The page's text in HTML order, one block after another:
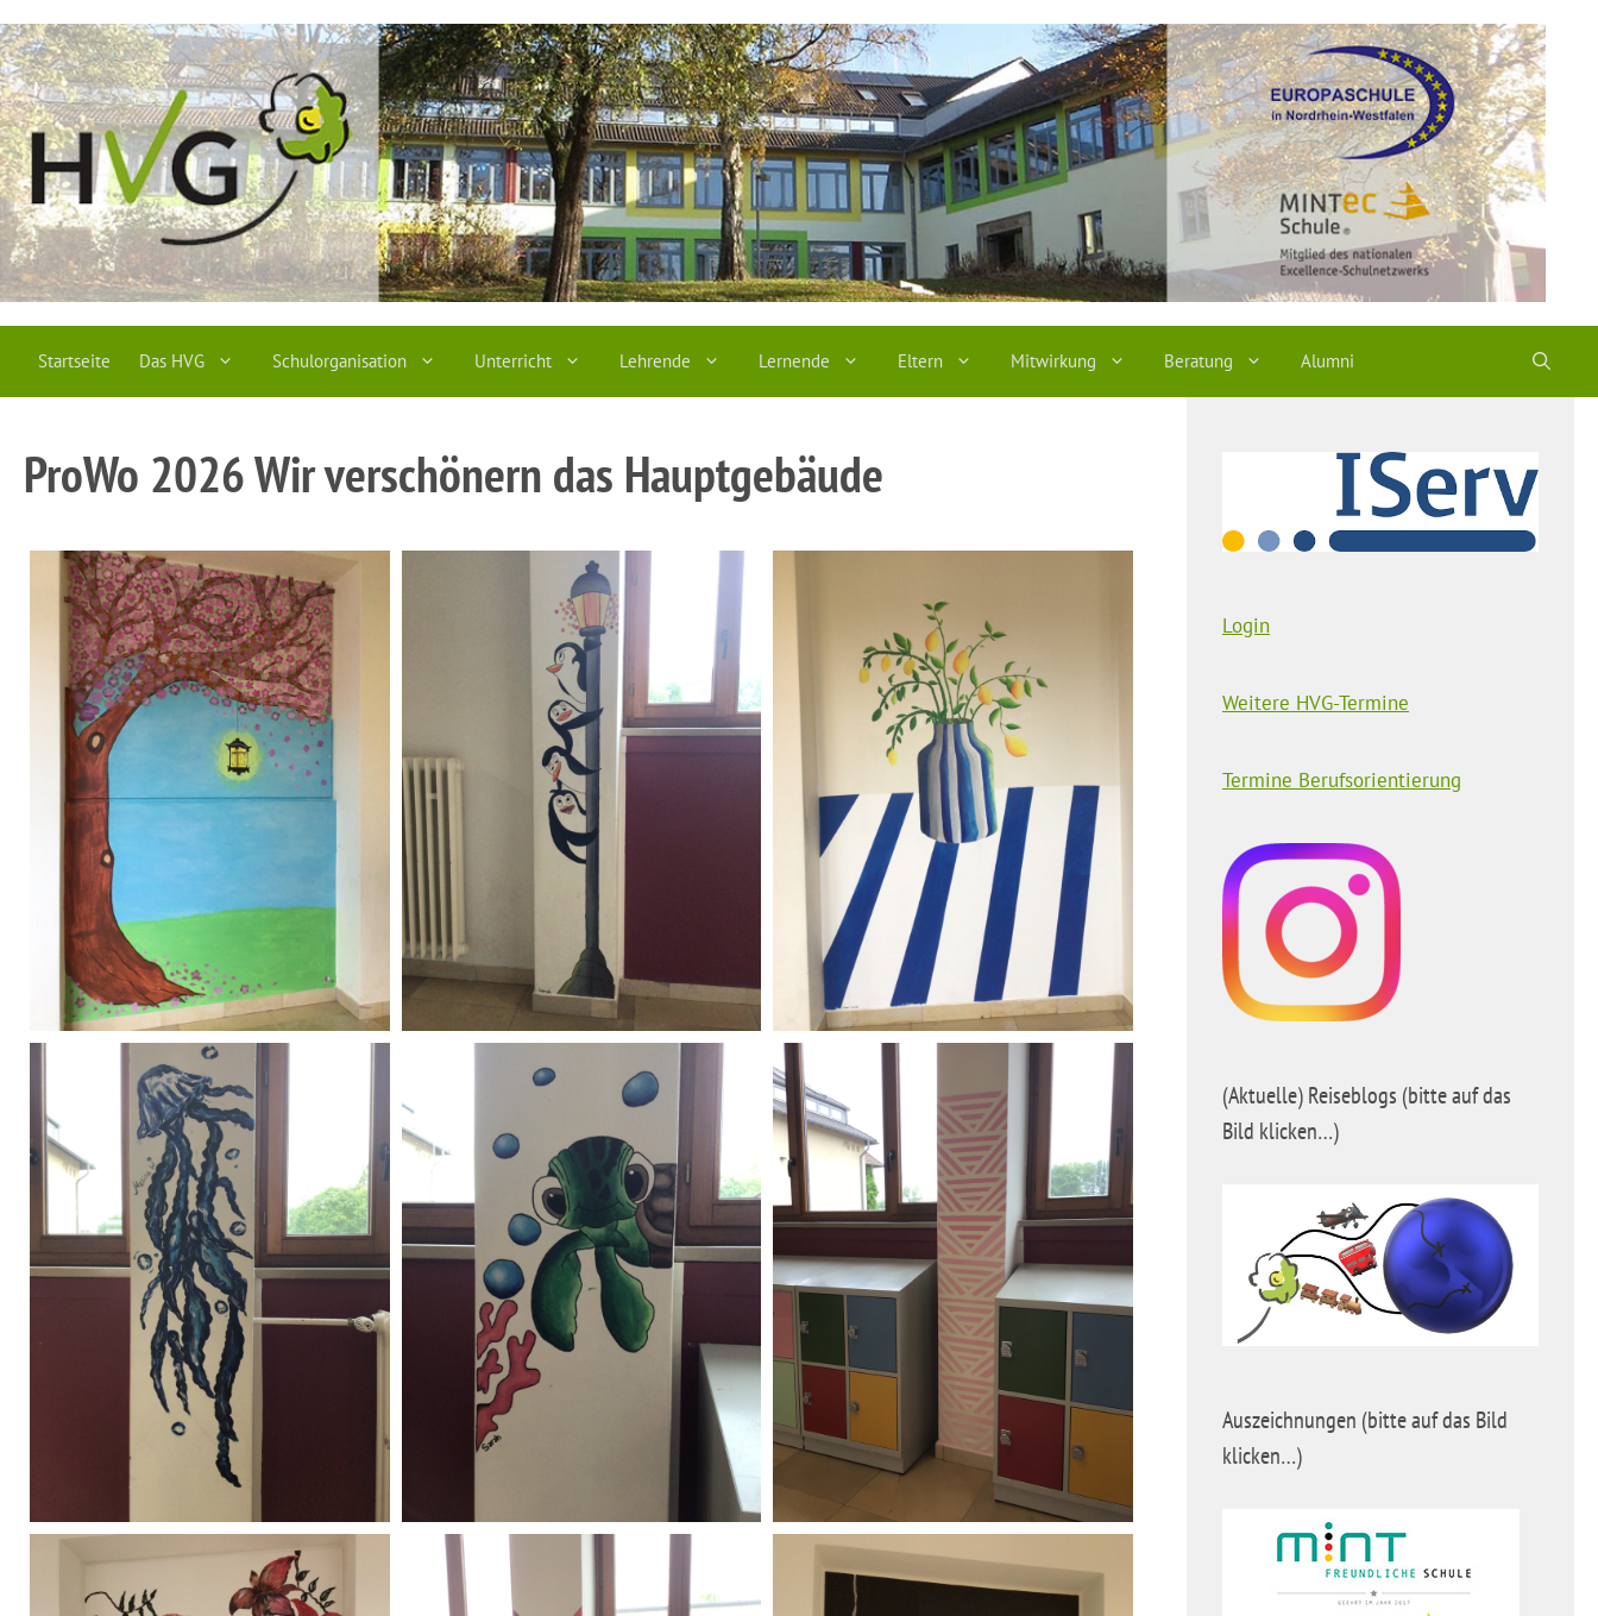
Inhalt
springen
Startseite Das HVG Schulorganisation Unterricht Lehrende Lernende Eltern Mitwirkung Beratung Alumni
ProWo 2026 Wir verschönern das Hauptgebäude
Login
Weitere HVG-Termine
Termine Berufsorientierung
(Aktuelle) Reiseblogs (bitte auf das
Bild klicken…)
Auszeichnungen (bitte auf das Bild
klicken…)